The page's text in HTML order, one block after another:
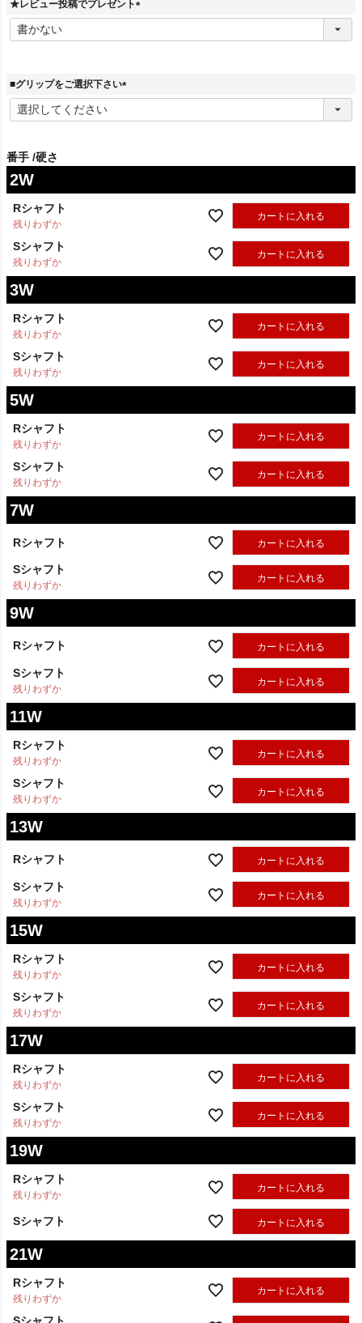
★レビュー投稿でプレゼント
必
■グリップをご選択下さい
必
番手 硬さ
2W
Rシャフト
残りわずか
カートに入れる
Sシャフト
残りわずか
カートに入れる
3W
Rシャフト
残りわずか
カートに入れる
Sシャフト
残りわずか
カートに入れる
5W
Rシャフト
残りわずか
カートに入れる
Sシャフト
残りわずか
カートに入れる
7W
Rシャフト カートに入れる
Sシャフト
残りわずか
カートに入れる
9W
Rシャフト カートに入れる
Sシャフト
残りわずか
カートに入れる
11W
Rシャフト
残りわずか
カートに入れる
Sシャフト
残りわずか
カートに入れる
13W
Rシャフト カートに入れる
Sシャフト
残りわずか
カートに入れる
15W
Rシャフト
残りわずか
カートに入れる
Sシャフト
残りわずか
カートに入れる
17W
Rシャフト
残りわずか
カートに入れる
Sシャフト
残りわずか
カートに入れる
19W
Rシャフト
残りわずか
カートに入れる
Sシャフト カートに入れる
21W
Rシャフト
残りわずか
カートに入れる